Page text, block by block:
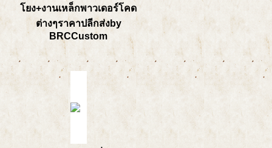
โยง+งานเหล็กพาวเดอร์โคด
ต่างๆราคาปลีกส่งby
BRCCustom